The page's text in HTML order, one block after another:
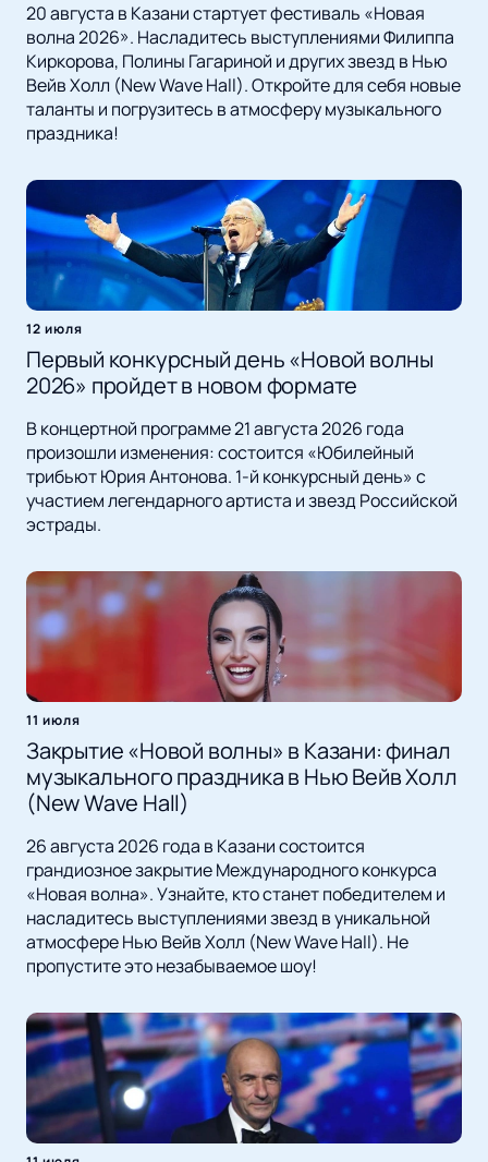
20 августа в Казани стартует фестиваль «Новая
волна 2026». Насладитесь выступлениями Филиппа
Киркорова, Полины Гагариной и других звезд в Нью
Вейв Холл (New Wave Hall). Откройте для себя новые
таланты и погрузитесь в атмосферу музыкального
праздника!
12 июля
Первый конкурсный день «Новой волны
2026» пройдет в новом формате
В концертной программе 21 августа 2026 года
произошли изменения: состоится «Юбилейный
трибьют Юрия Антонова. 1-й конкурсный день» с
участием легендарного артиста и звезд Российской
эстрады.
11 июля
Закрытие «Новой волны» в Казани: финал
музыкального праздника в Нью Вейв Холл
(New Wave Hall)
26 августа 2026 года в Казани состоится
грандиозное закрытие Международного конкурса
«Новая волна». Узнайте, кто станет победителем и
насладитесь выступлениями звезд в уникальной
атмосфере Нью Вейв Холл (New Wave Hall). Не
пропустите это незабываемое шоу!